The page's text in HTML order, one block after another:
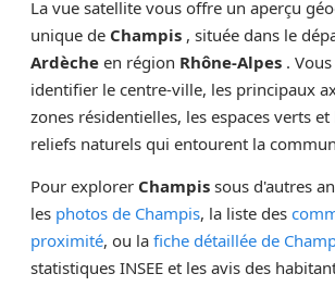
La vue satellite vous offre un aperçu
unique de Champis , située dans le
Ardèche en région Rhône-Alpes .
identifier le centre-ville, les principaux
zones résidentielles, les espaces verts
reliefs naturels qui entourent la
Pour explorer Champis sous d'autres
les photos de Champis, la liste des
proximité, ou la fiche détaillée de
statistiques INSEE et les avis des